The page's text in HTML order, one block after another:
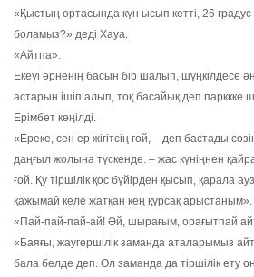
«Қыстың ортасында күн ысып кетті, 26
боламыз?» деді Хауа.
«Айтпа».
Екеуі әрненің басын бір шалып, шүңкілдесе
астарын ішіп алып, тоқ басайық деп парккке
Ерімбет көңілді.
«Ереке, сен ер жігітсің ғой, – деп бастады
даңғыл жолына түскенде. – жас күніңнен
ғой. Қу тіршілік қос бүйірден қысып, қарала
қажымай келе жатқан кең құрсақ арыстаным».
«Пай-пай-пай-ай! Әй, шырағым, орағытпай
«Баяғы, жаугершілік заманда аталарымыз
бала белде деп. Ол заманда да тіршілік ету